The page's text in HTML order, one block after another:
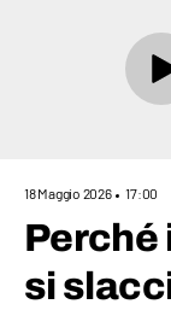
18 Maggio 2026 17:00
Perché
si